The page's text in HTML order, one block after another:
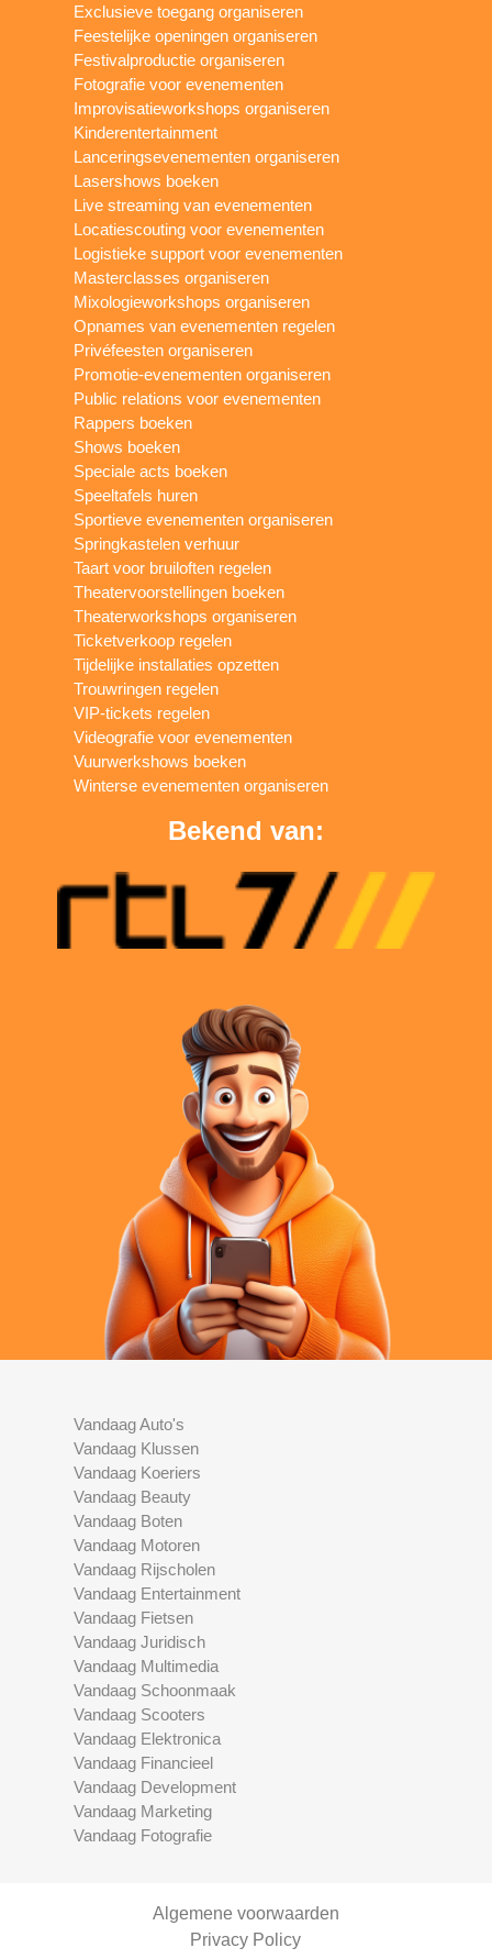
Exclusieve toegang organiseren
Feestelijke openingen organiseren
Festivalproductie organiseren
Fotografie voor evenementen
Improvisatieworkshops organiseren
Kinderentertainment
Lanceringsevenementen organiseren
Lasershows boeken
Live streaming van evenementen
Locatiescouting voor evenementen
Logistieke support voor evenementen
Masterclasses organiseren
Mixologieworkshops organiseren
Opnames van evenementen regelen
Privéfeesten organiseren
Promotie-evenementen organiseren
Public relations voor evenementen
Rappers boeken
Shows boeken
Speciale acts boeken
Speeltafels huren
Sportieve evenementen organiseren
Springkastelen verhuur
Taart voor bruiloften regelen
Theatervoorstellingen boeken
Theaterworkshops organiseren
Ticketverkoop regelen
Tijdelijke installaties opzetten
Trouwringen regelen
VIP-tickets regelen
Videografie voor evenementen
Vuurwerkshows boeken
Winterse evenementen organiseren
Bekend van:
Vandaag Auto's
Vandaag Klussen
Vandaag Koeriers
Vandaag Beauty
Vandaag Boten
Vandaag Motoren
Vandaag Rijscholen
Vandaag Entertainment
Vandaag Fietsen
Vandaag Juridisch
Vandaag Multimedia
Vandaag Schoonmaak
Vandaag Scooters
Vandaag Elektronica
Vandaag Financieel
Vandaag Development
Vandaag Marketing
Vandaag Fotografie
Algemene voorwaarden
Privacy Policy